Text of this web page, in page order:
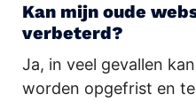
Kan mijn oude
verbeterd?
Ja, in veel gevallen
worden opgefrist en